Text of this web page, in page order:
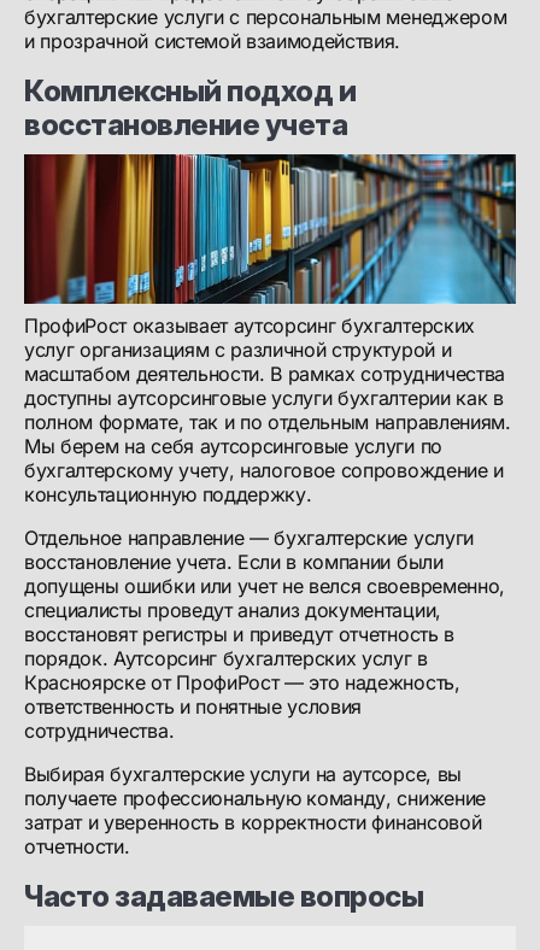
бухгалтерские услуги с персональным менеджером
и прозрачной системой взаимодействия.
Комплексный подход и
восстановление учета
ПрофиРост оказывает аутсорсинг бухгалтерских
услуг организациям с различной структурой и
масштабом деятельности. В рамках сотрудничества
доступны аутсорсинговые услуги бухгалтерии как в
полном формате, так и по отдельным направлениям.
Мы берем на себя аутсорсинговые услуги по
бухгалтерскому учету, налоговое сопровождение и
консультационную поддержку.
Отдельное направление — бухгалтерские услуги
восстановление учета. Если в компании были
допущены ошибки или учет не велся своевременно,
специалисты проведут анализ документации,
восстановят регистры и приведут отчетность в
порядок. Аутсорсинг бухгалтерских услуг в
Красноярске от ПрофиРост — это надежность,
ответственность и понятные условия
сотрудничества.
Выбирая бухгалтерские услуги на аутсорсе, вы
получаете профессиональную команду, снижение
затрат и уверенность в корректности финансовой
отчетности.
Часто задаваемые вопросы